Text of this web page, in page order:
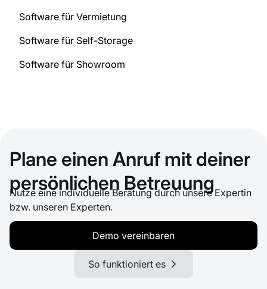
Software für Vermietung
Software für Self-Storage
Software für Showroom
Plane einen Anruf mit deiner
persönlichen Betreuung
Nutze eine individuelle Beratung durch unsere Expertin
bzw. unseren Experten.
Demo vereinbaren
So funktioniert es